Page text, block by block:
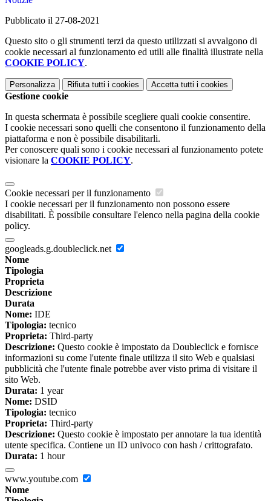
Pubblicato il 27-08-2021
Questo sito o gli strumenti terzi da questo utilizzati si avvalgono di
cookie necessari al funzionamento ed utili alle finalità illustrate nella
COOKIE POLICY.
Personalizza Rifiuta tutti i cookies Accetta tutti i cookies
Gestione cookie
In questa schermata è possibile scegliere quali cookie consentire.
I cookie necessari sono quelli che consentono il funzionamento della
piattaforma e non è possibile disabilitarli.
Per conoscere quali sono i cookie necessari al funzionamento potete
visionare la COOKIE POLICY.
Cookie necessari per il funzionamento
I cookie necessari per il funzionamento non possono essere
disabilitati. È possibile consultare l'elenco nella pagina della cookie
policy.
googleads.g.doubleclick.net
Nome
Tipologia
Proprieta
Descrizione
Durata
Nome: IDE
Tipologia: tecnico
Proprieta: Third-party
Descrizione: Questo cookie è impostato da Doubleclick e fornisce
informazioni su come l'utente finale utilizza il sito Web e qualsiasi
pubblicità che l'utente finale potrebbe aver visto prima di visitare il
sito Web.
Durata: 1 year
Nome: DSID
Tipologia: tecnico
Proprieta: Third-party
Descrizione: Questo cookie è impostato per annotare la tua identità
utente specifica. Contiene un ID univoco con hash / crittografato.
Durata: 1 hour
www.youtube.com
Nome